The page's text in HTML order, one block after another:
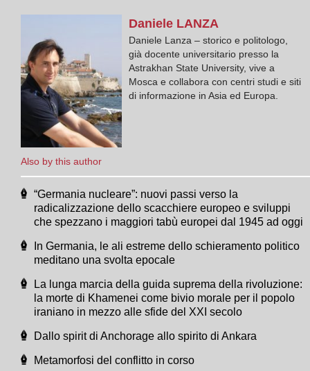
Also by this author
Daniele LANZA
Daniele Lanza – storico e politologo,
già docente universitario presso la
Astrakhan State University, vive a
Mosca e collabora con centri studi e siti
di informazione in Asia ed Europa.
“Germania nucleare”: nuovi passi verso la
radicalizzazione dello scacchiere europeo e sviluppi
che spezzano i maggiori tabù europei dal 1945 ad oggi
In Germania, le ali estreme dello schieramento politico
meditano una svolta epocale
La lunga marcia della guida suprema della rivoluzione:
la morte di Khamenei come bivio morale per il popolo
iraniano in mezzo alle sfide del XXI secolo
Dallo spirit di Anchorage allo spirito di Ankara
Metamorfosi del conflitto in corso